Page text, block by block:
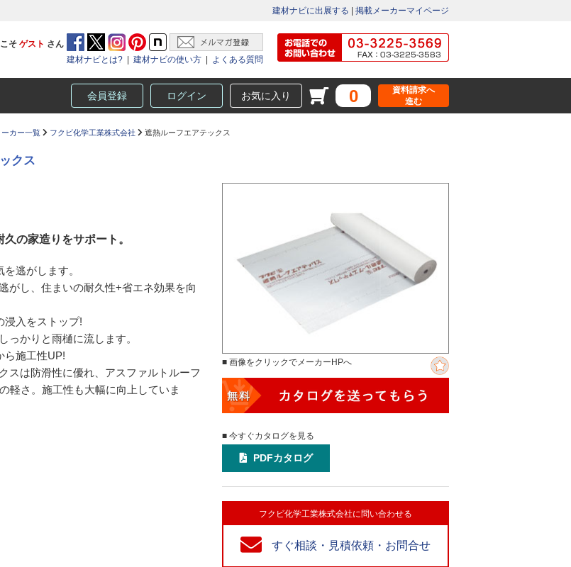
建材ナビに出展する 掲載メーカーマイページ
そ ゲスト さん
建材ナビとは?
建材ナビの使い方 よくある質問
会員登録 ログイン お気に入り 0
資料請求へ
進む
カー一覧 フクビ化学工業株式会社 遮熱ルーフエアテックス
クス
の家造りをサポート。
逃がします。
がし、住まいの耐久性+省エネ効果を向
浸入をストップ!
っかりと雨樋に流します。
ら施工性UP!
スは防滑性に優れ、アスファルトルーフ
軽さ。施工性も大幅に向上していま
■ 画像をクリックでメーカーHPへ
■ 今すぐカタログを見る
PDFカタログ
フクビ化学工業株式会社に問い合わせる
すぐ相談・見積依頼・お問合せ